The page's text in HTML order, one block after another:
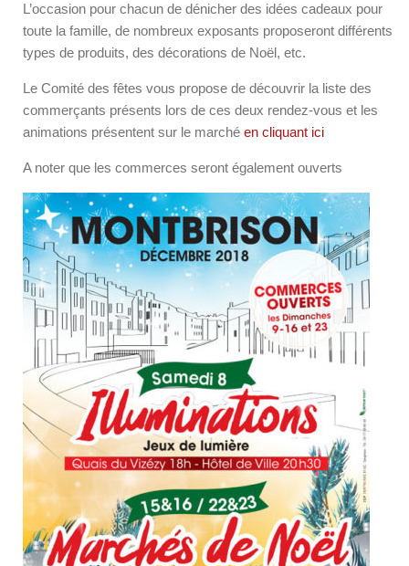
L’occasion pour chacun de dénicher des idées cadeaux pour
toute la famille, de nombreux exposants proposeront différents
types de produits, des décorations de Noël, etc.
Le Comité des fêtes vous propose de découvrir la liste des
commerçants présents lors de ces deux rendez-vous et les
animations présentent sur le marché en cliquant ici
A noter que les commerces seront également ouverts